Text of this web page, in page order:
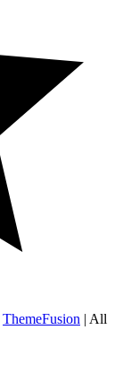
ThemeFusion | All